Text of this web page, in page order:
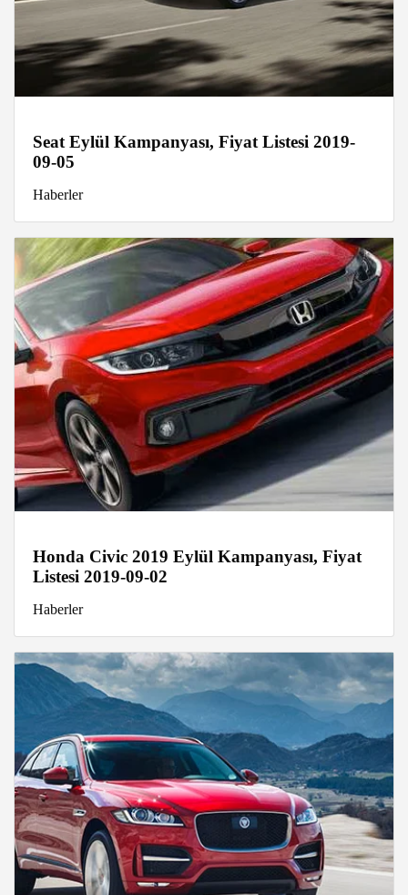
Seat Eylül Kampanyası, Fiyat Listesi 2019-
09-05
Haberler
Honda Civic 2019 Eylül Kampanyası, Fiyat
Listesi 2019-09-02
Haberler